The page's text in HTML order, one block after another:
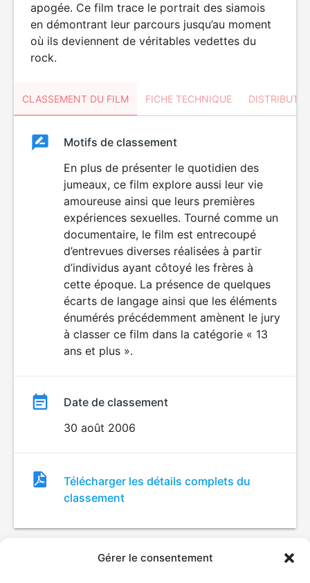
Gérer le consentement
apogée. Ce film trace le portrait des siamois
en démontrant leur parcours jusqu’au moment
où ils deviennent de véritables vedettes du
rock.
CLASSEMENT DU FILM FICHE TECHNIQUE
ClassementClassement
Motifs de classement
En plus de présenter le quotidien des
jumeaux, ce film explore aussi leur vie
amoureuse ainsi que leurs premières
expériences sexuelles. Tourné comme un
documentaire, le film est entrecoupé
d’entrevues diverses réalisées à partir
d’individus ayant côtoyé les frères à
cette époque. La présence de quelques
écarts de langage ainsi que les éléments
énumérés précédemment amènent le jury
à classer ce film dans la catégorie « 13
ans et plus ».
Date de classement
30 août 2006
Fichier
de
classement
Télécharger les détails complets du
classement